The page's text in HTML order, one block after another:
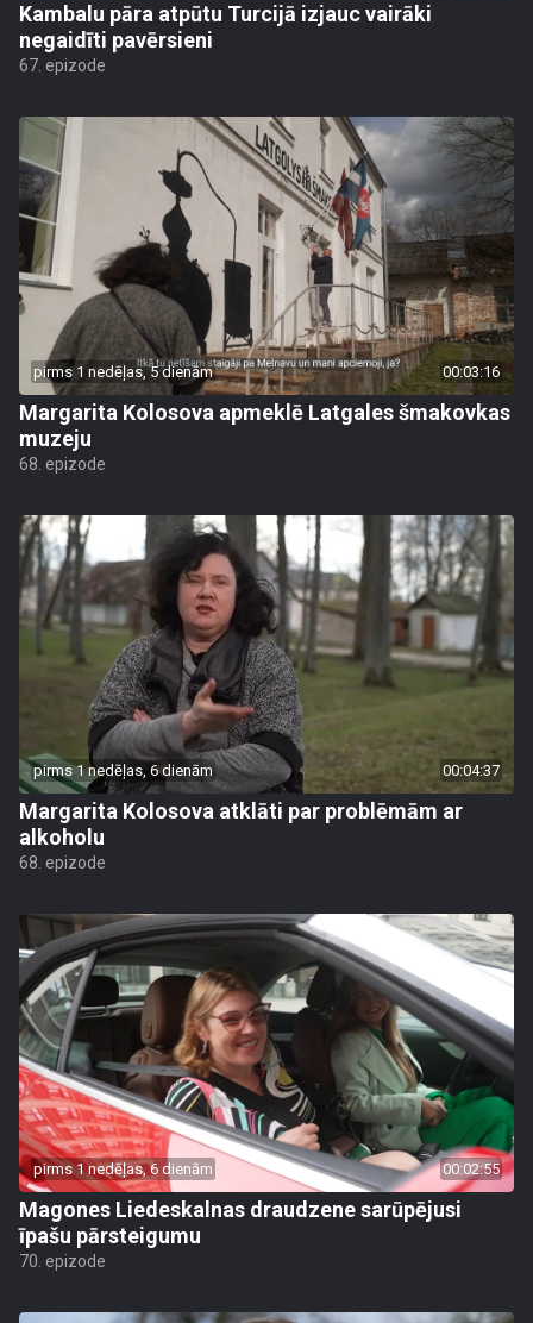
Kambalu pāra atpūtu Turcijā izjauc vairāki
negaidīti pavērsieni
67. epizode
pirms 1 nedēļas, 5 dienām 00:03:16
Margarita Kolosova apmeklē Latgales šmakovkas
muzeju
68. epizode
pirms 1 nedēļas, 6 dienām 00:04:37
Margarita Kolosova atklāti par problēmām ar
alkoholu
68. epizode
pirms 1 nedēļas, 6 dienām 00:02:55
Magones Liedeskalnas draudzene sarūpējusi
īpašu pārsteigumu
70. epizode